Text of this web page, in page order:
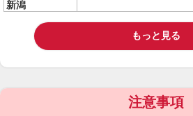
新潟
もっと見る
注意事項